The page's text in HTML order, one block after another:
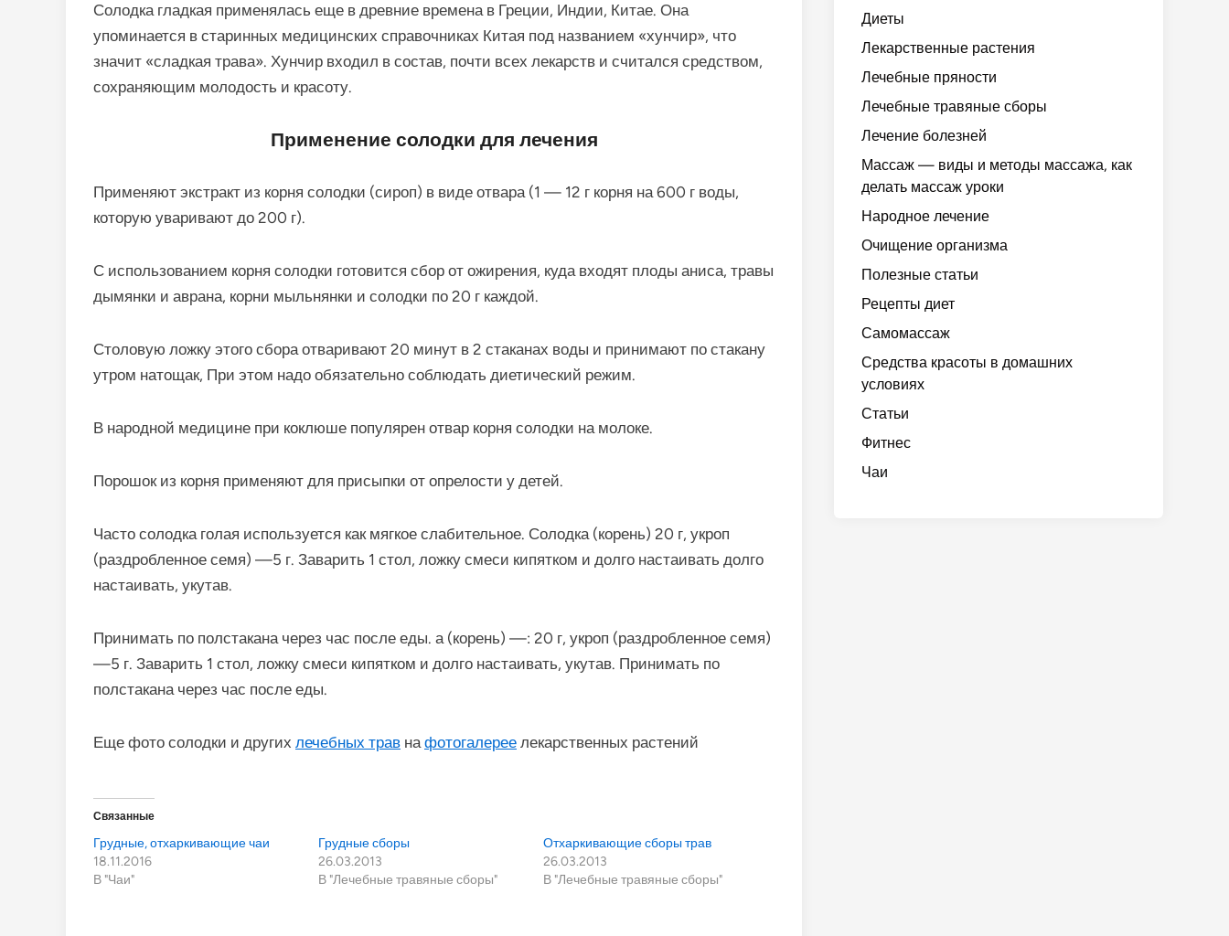
Солодка гладкая применялась еще в древние времена в Греции, Индии, Китае. Она
упоминается в старинных медицинских справочниках Китая под названием «хунчир», что
значит «сладкая трава». Хунчир входил в состав, почти всех лекарств и считался средством,
сохраняющим молодость и красоту.
Применение солодки для лечения
Применяют экстракт из корня солодки (сироп) в виде отвара (1 — 12 г корня на 600 г воды,
которую уваривают до 200 г).
С использованием корня солодки готовится сбор от ожирения, куда входят плоды аниса, травы
дымянки и аврана, корни мыльнянки и солодки по 20 г каждой.
Столовую ложку этого сбора отваривают 20 минут в 2 стаканах воды и принимают по стакану
утром натощак, При этом надо обязательно соблюдать диетический ре­жим.
В народной медицине при коклюше популярен отвар корня солодки на молоке.
Порошок из корня применяют для присыпки от опрелости у детей.
Часто солодка голая используется как мягкое слабительное. Солод­ка (корень) 20 г, укроп
(раздробленное семя) —5 г. Заварить 1 стол, ложку смеси кипятком и долго настаивать долго
настаивать, укутав.
Принимать по полстакана через час после еды. а (корень) —: 20 г, укроп (раздробленное семя)
—5 г. Заварить 1 стол, ложку смеси кипятком и долго настаивать, укутав. Принимать по
полстакана через час после еды.
Еще фото солодки и других лечебных трав нафотогалерее лекарственных растений
Связанные
Грудные, отхаркивающие чаи
18.11.2016
В "Чаи"
Грудные сборы
26.03.2013
В "Лечебные травяные сборы"
Отхаркивающие сборы трав
26.03.2013
В "Лечебные травяные сборы"
Диеты
Лекарственные растения
Лечебные пряности
Лечебные травяные сборы
Лечение болезней
Массаж — виды и методы массажа, как
делать массаж уроки
Народное лечение
Очищение организма
Полезные статьи
Рецепты диет
Самомассаж
Средства красоты в домашних
условиях
Статьи
Фитнес
Чаи